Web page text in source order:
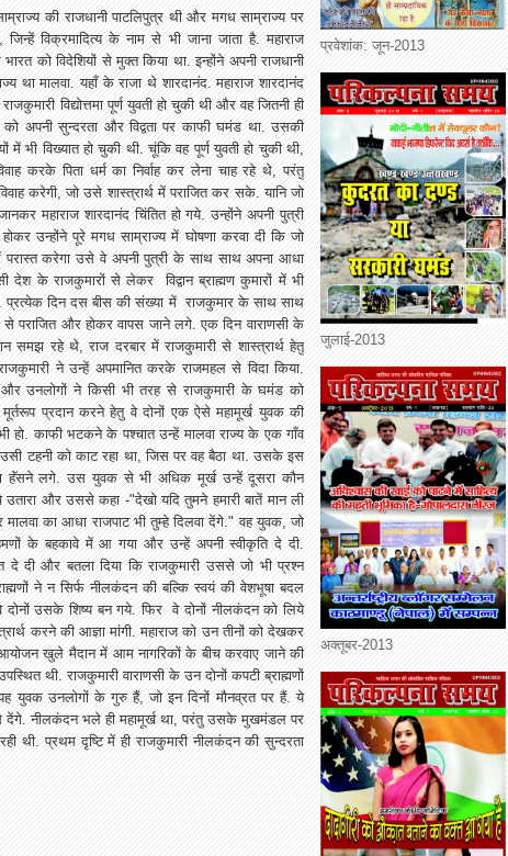
की राजधानी पाटलिपुत्र थी और मगध साम्राज्य पर
विक्रमादित्य के नाम से भी जाना जाता है. महाराज
को विदेशियों से मुक्त किया था. इन्होंने अपनी राजधानी
मालवा. यहाँ के राजा थे शारदानंद. महाराज शारदानंद
विद्योत्तमा पूर्ण युवती हो चुकी थी और वह जितनी ही
को अपनी सुन्दरता और विद्वता पर काफी घमंड था. उसकी
में भी विख्यात हो चुकी थी. चूंकि वह पूर्ण युवती हो चुकी थी,
करके पिता धर्म का निर्वाह कर लेना चाह रहे थे, परंतु
करेगी, जो उसे शास्त्रार्थ में पराजित कर सके. यानि जो
महाराज शारदानंद चिंतित हो गये. उन्होंने अपनी पुत्री
उन्होंने पूरे मगध साम्राज्य में घोषणा करवा दी कि जो
में परास्त करेगा उसे वे अपनी पुत्री के साथ साथ अपना आधा
देश के राजकुमारों से लेकर विद्वान ब्राह्मण कुमारों में भी
प्रत्येक दिन दस बीस की संख्या में राजकुमार के साथ साथ
से पराजित और होकर वापस जाने लगे. एक दिन वाराणसी के
समझ रहे थे, राज दरबार में राजकुमारी से शास्त्रार्थ हेतु
ने उन्हें अपमानित करके राजमहल से विदा किया.
और उनलोगों ने किसी भी तरह से राजकुमारी के घमंड को
प्रदान करने हेतु वे दोनों एक ऐसे महामूर्ख युवक की
हो. काफी भटकने के पश्चात उन्हें मालवा राज्य के एक गाँव
टहनी को काट रहा था, जिस पर वह बैठा था. उसके इस
हॅंसने लगे. उस युवक से भी अधिक मूर्ख उन्हें दूसरा कौन
और उससे कहा -"देखो यदि तुमने हमारी बातें मान ली
मालवा का आधा राजपाट भी तुम्हे दिलवा देंगे." वह युवक, जो
के बहकावे में आ गया और उन्हें अपनी स्वीकृति दे दी.
दी और बतला दिया कि राजकुमारी उससे जो भी प्रश्न
ने न सिर्फ नीलकंदन की बल्कि स्वयं की वेशभूषा बदल
दोनों उसके शिष्य बन गये. फिर वे दोनों नीलकंदन को लिये
करने की आज्ञा मांगी. महाराज को उन तीनों को देखकर
आयोजन खुले मैदान में आम नागरिकों के बीच करवाए जाने की
थी. राजकुमारी वाराणसी के उन दोनों कपटी ब्राह्मणों
यह युवक उनलोगों के गुरु हैं, जो इन दिनों मौनव्रत पर हैं. ये
देंगे. नीलकंदन भले ही महामूर्ख था, परंतु उसके मुखमंडल पर
थी. प्रथम दृष्टि में ही राजकुमारी नीलकंदन की सुन्दरता
प्रवेशांक: जून-2013
जुलाई-2013
अक्तूबर-2013